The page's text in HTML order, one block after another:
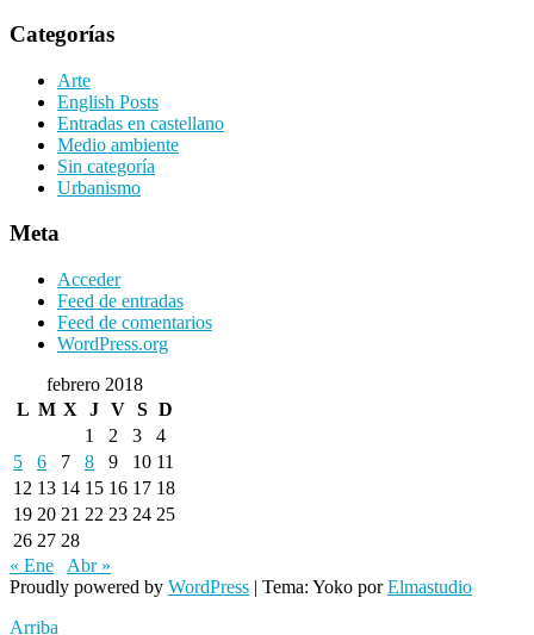
Categorías
Arte
English Posts
Entradas en castellano
Medio ambiente
Sin categoría
Urbanismo
Meta
Acceder
Feed de entradas
Feed de comentarios
WordPress.org
febrero 2018
L M X J V S D
1
2 3
4
5
6 7 8 9 10 11
12 13 14 15 16 17 18
19 20 21 22 23 24 25
26 27 28
« Ene
Abr »
Proudly powered by WordPress | Tema: Yoko porElmastudio
Arriba